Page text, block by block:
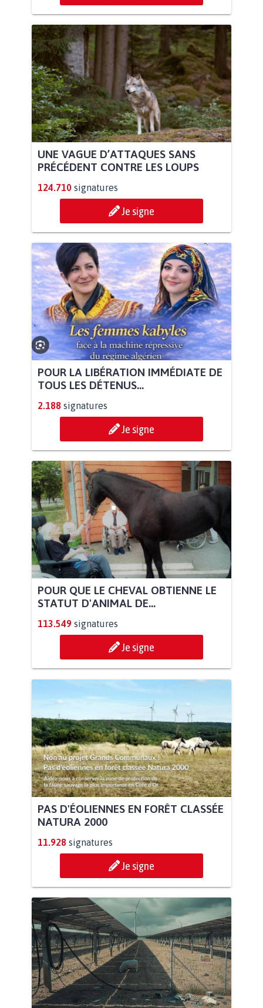
UNE VAGUE D’ATTAQUES SANS
PRÉCÉDENT CONTRE LES LOUPS
124.710 signatures
Je signe
POUR LA LIBÉRATION IMMÉDIATE DE
TOUS LES DÉTENUS...
2.188 signatures
Je signe
POUR QUE LE CHEVAL OBTIENNE LE
STATUT D'ANIMAL DE...
113.549 signatures
Je signe
PAS D'ÉOLIENNES EN FORÊT CLASSÉE
NATURA 2000
11.928 signatures
Je signe